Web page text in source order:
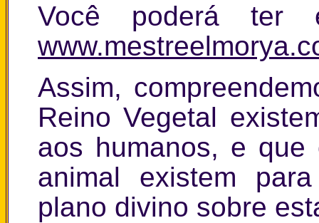
Você poderá ter
Assim,
Reino Vegetal
aos humanos, e
animal existem
plano divino sobre